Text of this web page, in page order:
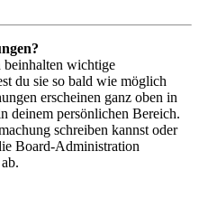
beinhalten wichtige
du sie so bald wie möglich
erscheinen ganz oben in
deinem persönlichen Bereich.
schreiben kannst oder
Board-Administration